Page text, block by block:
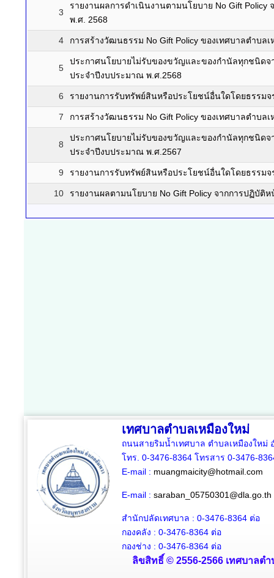
3
รายงานผลการดำเนินงานตามนโยบาย No Gift
พ.ศ. 2568
4 การสร้างวัฒนธรรม No Gift Policy ของเทศบาลตำบล
5
ประกาศนโยบายไม่รับของขวัญและของกำนัลทุกชนิดจ
ประจำปีงบประมาณ พ.ศ.2568
6 รายงานการรับทรัพย์สินหรือประโยชน์อื่นใดโดยธรรม
7 การสร้างวัฒนธรรม No Gift Policy ของเทศบาลตำบล
8
ประกาศนโยบายไม่รับของขวัญและของกำนัลทุกชนิดจ
ประจำปีงบประมาณ พ.ศ.2567
9 รายงานการรับทรัพย์สินหรือประโยชน์อื่นใดโดยธรรม
10 รายงานผลตามนโยบาย No Gift Policy จากการปฏิบัติ
เทศบาลตำบลเหมืองใหม่
ถนนสายริมน้ำเทศบาล ตำบลเหมืองใหม่
โทร. 0-3476-8364 โทรสาร 0-3476-
E-mail : muangmaicity@hotmail.com
E-mail : saraban_05750301@dla.go.th
สำนักปลัดเทศบาล : 0-3476-8364 ต่อ
กองคลัง : 0-3476-8364 ต่อ
กองช่าง : 0-3476-8364 ต่อ
ลิขสิทธิ์ © 2556-2566 เทศบาลต